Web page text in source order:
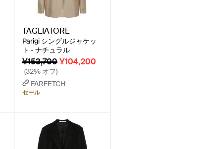
TAGLIATORE
Parigi シングルジャケッ
ト - ナチュラル
¥153,700¥104,200
(32% オフ)
FARFETCH
セール